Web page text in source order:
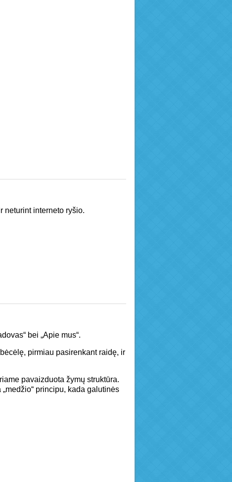
neturint interneto ryšio.
bei „Apie mus“.
pirmiau pasirenkant raidę, ir
pavaizduota žymų struktūra.
principu, kada galutinės